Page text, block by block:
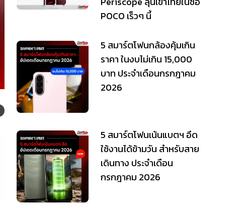
POCO เร็วๆ นี้
5 สมาร์ตโฟนกล้องคุ้มเกิน
ราคา ในงบไม่เกิน 15,000
บาท ประจำเดือนกรกฎาคม
2026
5 สมาร์ตโฟนเน้นแบตฯ อึด
ใช้งานได้ข้ามวัน สำหรับสาย
เดินทาง ประจำเดือน
กรกฎาคม 2026